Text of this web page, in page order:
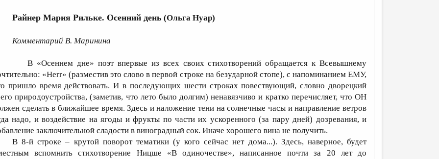
Райнер Мария Рильке. Осенний день (Ольга Нуар)
Комментарий В. Маринина
В «Осеннем дне» поэт впервые из всех своих стихотворений обращается к Всевышнему
«Herr» (разместив это слово в первой строке на безударной стопе), с напоминанием ЕМУ,
пришло время действовать. И в последующих шести строках повествующий, словно дворецкий
природоустройства, (заметив, что лето было долгим) ненавязчиво и кратко перечисляет, что ОН
сделать в ближайшее время. Здесь и наложение тени на солнечные часы и направление ветров
надо, и воздействие на ягоды и фрукты по части их ускоренного (за пару дней) дозревания, и
заключительной сладости в виноградный сок. Иначе хорошего вина не получить.
В 8-й строке – крутой поворот тематики (у кого сейчас нет дома...). Здесь, наверное, будет
вспомнить стихотворение Ницше «В одиночестве», написанное почти за 20 лет до